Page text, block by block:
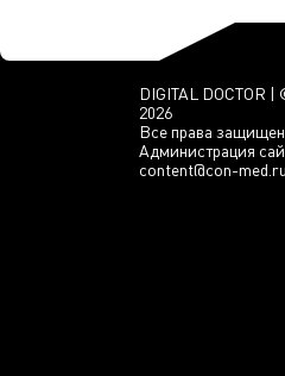
DIGITAL DOCTOR |
2026
Все права
Администрация
content@con-med.ru